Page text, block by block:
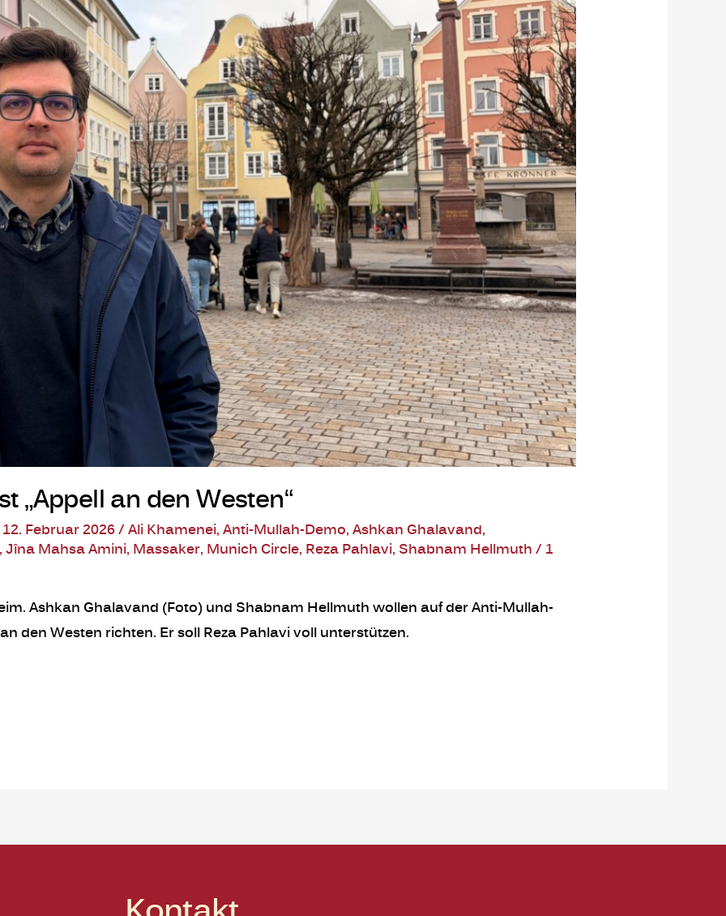
„Appell an den Westen“
12. Februar 2026/Ali Khamenei,Anti-Mullah-Demo,Ashkan Ghalavand,
,Jîna Mahsa Amini, Massaker, Munich Circle, Reza Pahlavi, Shabnam Hellmuth/1
Ashkan Ghalavand (Foto) und Shabnam Hellmuth wollen auf der Anti-Mullah-
den Westen richten. Er soll Reza Pahlavi voll unterstützen.